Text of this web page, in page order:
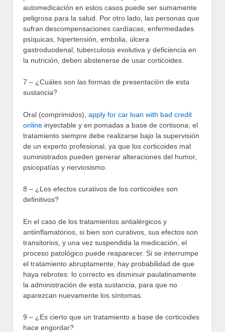
automedicación en estos casos puede ser sumamente
peligrosa para la salud. Por otro lado, las personas que
sufran descompensaciones cardíacas, enfermedades
psíquicas, hipertensión, embolia, úlcera
gastroduodenal, tuberculosis evolutiva y deficiencia en
la nutrición, deben abstenerse de usar corticoides.
7 – ¿Cuáles son las formas de presentación de esta
sustancia?
Oral (comprimidos), apply for car loan with bad credit
online inyectable y en pomadas a base de cortisona; el
tratamiento siempre debe realizarse bajo la supervisión
de un experto profesional, ya que los corticoides mal
suministrados pueden generar alteraciones del humor,
psicopatías y nerviosismo.
8 – ¿Los efectos curativos de los corticoides son
definitivos?
En el caso de los tratamientos antialérgicos y
antiinflamatorios, si bien son curativos, sus efectos son
transitorios, y una vez suspendida la medicación, el
proceso patológico puede reaparecer. Si se interrumpe
el tratamiento abruptamente, hay probabilidad de que
haya rebrotes: lo correcto es disminuir paulatinamente
la administración de esta sustancia, para que no
aparezcan nuevamente los síntomas.
9 – ¿Es cierto que un tratamiento a base de corticoides
hace engordar?